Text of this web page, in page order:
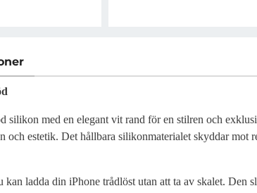
silikon med en elegant vit rand för en stilren och
estetik. Det hållbara silikonmaterialet skyddar mot
ladda din iPhone trådlöst utan att ta av skalet. Den